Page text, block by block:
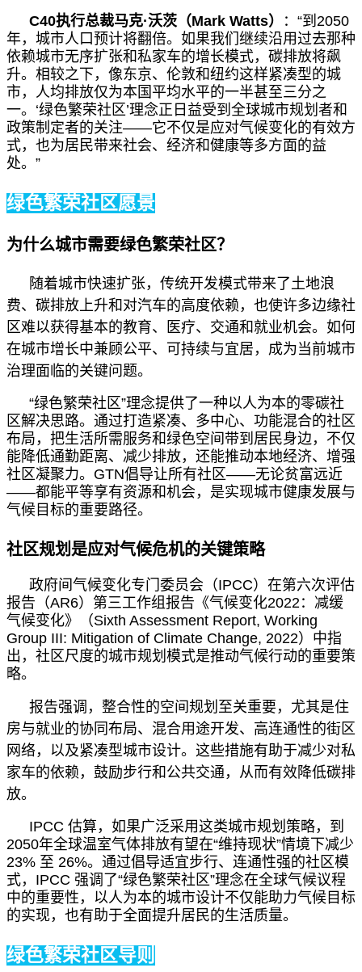
C40执行总裁马克·沃茨（Mark Watts） ：“到2050
年，城市人口预计将翻倍。如果我们继续沿用过去那种
依赖城市无序扩张和私家车的增长模式，碳排放将飙
升。相较之下，像东京、伦敦和纽约这样紧凑型的城
市，人均排放仅为本国平均水平的一半甚至三分之
一。 ‘绿色繁荣社区’理念正日益受到全球城市规划者和
政策制定者的关注——它不仅是应对气候变化的有效方
式，也为居民带来社会、经济和健康等多方面的益
处。 ”
绿色繁荣社区愿景
为什么城市需要绿色繁荣社区？
随着城市快速扩张，传统开发模式带来了土地浪
费、碳排放上升和对汽车的高度依赖，也使许多边缘社
区难以获得基本的教育、医疗、交通和就业机会。如何
在城市增长中兼顾公平、可持续与宜居，成为当前城市
治理面临的关键问题。
“绿色繁荣社区”理念提供了一种以人为本的零碳社
区解决思路。通过打造紧凑、多中心、功能混合的社区
布局，把生活所需服务和绿色空间带到居民身边，不仅
能降低通勤距离、减少排放，还能推动本地经济、增强
社区凝聚力。GTN倡导让所有社区——无论贫富远近
——都能平等享有资源和机会，是实现城市健康发展与
气候目标的重要路径。
社区规划是应对气候危机的关键策略
政府间气候变化专门委员会（IPCC）在第六次评估
报告（AR6）第三工作组报告《气候变化2022：减缓
气候变化》（Sixth Assessment Report, Working
Group III: Mitigation of Climate Change, 2022）中指
出，社区尺度的城市规划模式是推动气候行动的重要策
略。
报告强调，整合性的空间规划至关重要，尤其是住
房与就业的协同布局、混合用途开发、高连通性的街区
网络，以及紧凑型城市设计。这些措施有助于减少对私
家车的依赖，鼓励步行和公共交通，从而有效降低碳排
放。
IPCC 估算，如果广泛采用这类城市规划策略，到
2050年全球温室气体排放有望在“维持现状”情境下减少
23% 至 26%。通过倡导适宜步行、连通性强的社区模
式，IPCC 强调了“绿色繁荣社区”理念在全球气候议程
中的重要性，以人为本的城市设计不仅能助力气候目标
的实现，也有助于全面提升居民的生活质量。
绿色繁荣社区导则